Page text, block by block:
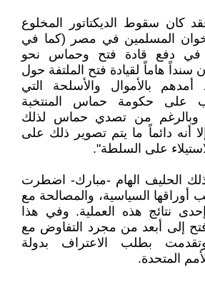
كان سقوط الديكتاتور المخلوع
المسلمين في مصر (كما في
في دفع قادة فتح وحماس نحو
سنداً هاماً لقيادة فتح الملتفة حول
بالأموال والأسلحة التي
على حكومة حماس المنتخبة
وبالرغم من تصدي حماس لذلك
في 2007، إلا أنه دائماً ما يتم تصوير ذلك على
على السلطة".
الحليف الهام -مبارك- اضطرت
أوراقها السياسية، والمصالحة مع
نتائج هذه العملية. وفي هذا
إلى أبعد من مجرد التفاوض مع
وتقدمت بطلب الاعتراف بدولة
المتحدة.